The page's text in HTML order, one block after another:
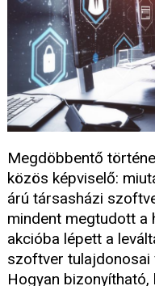
Megdöbbentő
közös képviselő:
árú társasházi
mindent megtudott a
akcióba lépett a
szoftver tulajdonosai
Hogyan bizonyítható,